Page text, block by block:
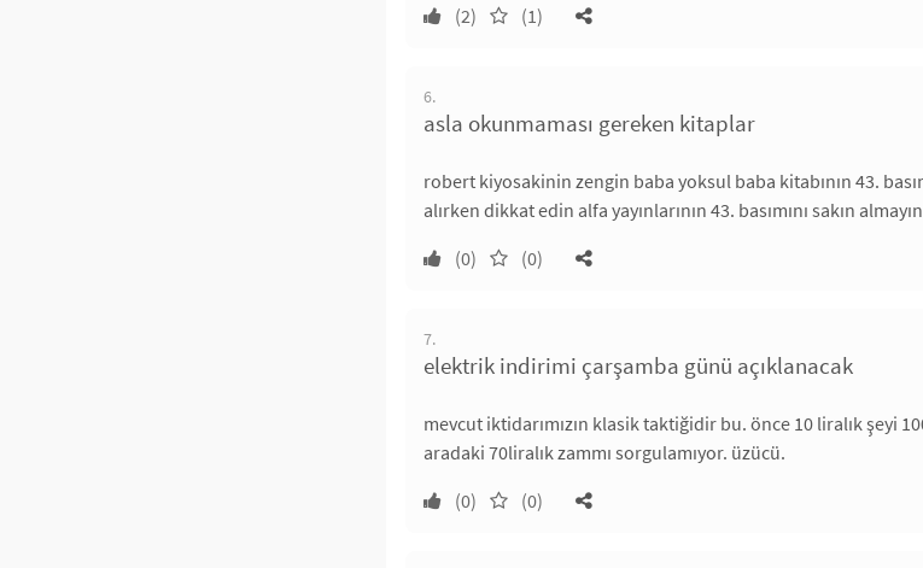
(2)
(1)
6.
asla okunmaması gereken kitaplar
robert kiyosakinin zengin baba yoksul baba kitabının 43.
alırken dikkat edin alfa yayınlarının 43. basımını sakın
(0)
(0)
7.
elektrik indirimi çarşamba günü açıklanacak
mevcut iktidarımızın klasik taktiğidir bu. önce 10 liralık şeyi
aradaki 70liralık zammı sorgulamıyor. üzücü.
(0)
(0)